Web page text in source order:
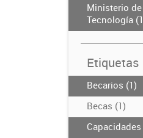
Ministerio
Tecnología
Etiquetas
Becarios (1)
Becas (1)